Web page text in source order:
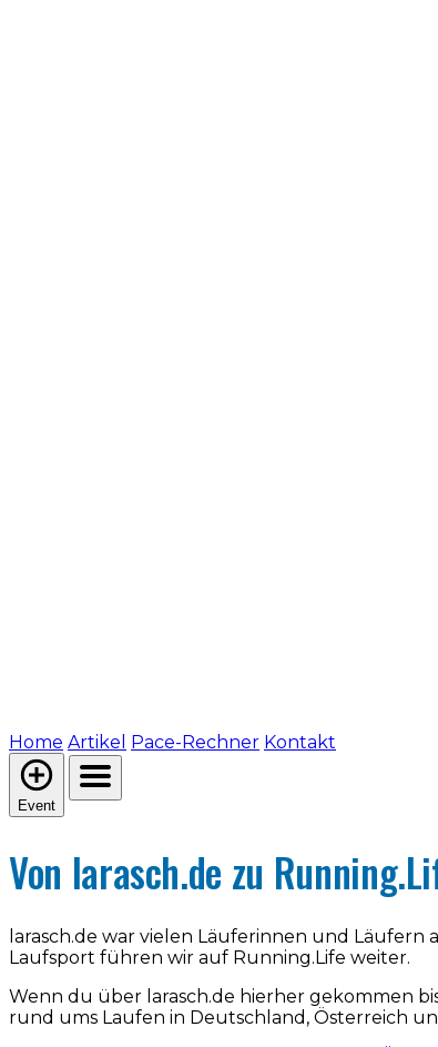
Home Artikel Pace-Rechner Kontakt
Event
Von larasch.de zu
larasch.de war vielen Läuferinnen und
Laufsport führen wir auf Running.Life weiter.
Wenn du über larasch.de hierher gekommen
rund ums Laufen in Deutschland, Österreich